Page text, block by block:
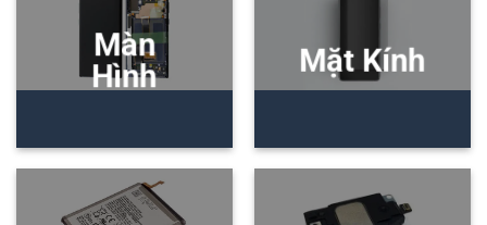
Màn
Hình
Mặt Kính